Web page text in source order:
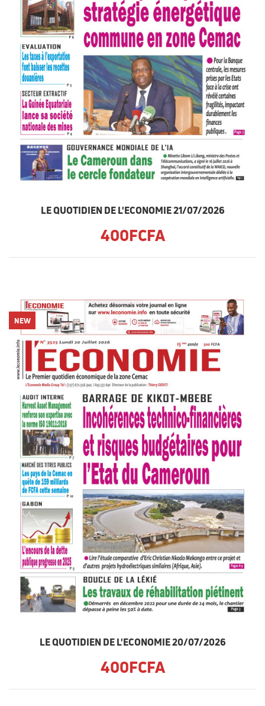
LE QUOTIDIEN DE L'ECONOMIE 21/07/2026
400FCFA
NEW
LE QUOTIDIEN DE L'ECONOMIE 20/07/2026
400FCFA